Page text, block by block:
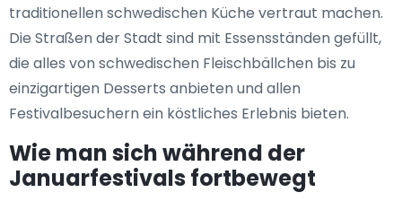
traditionellen schwedischen Küche vertraut machen.
Die Straßen der Stadt sind mit Essensständen gefüllt,
die alles von schwedischen Fleischbällchen bis zu
einzigartigen Desserts anbieten und allen
Festivalbesuchern ein köstliches Erlebnis bieten.
Wie man sich während der
Januarfestivals fortbewegt